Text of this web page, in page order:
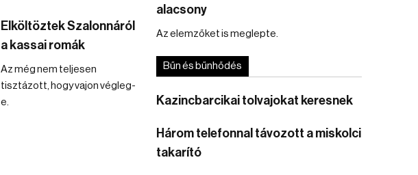
Elköltöztek Szalonnáról
a kassai romák
Az még nem teljesen
tisztázott, hogy vajon végleg-
e.
alacsony
Az elemzőket is meglepte.
Bűn és bűnhődés
Kazincbarcikai tolvajokat keresnek
Három telefonnal távozott a miskolci
takarító